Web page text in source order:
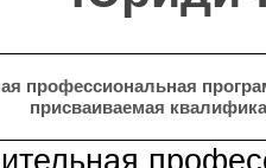
профессиональная
присваиваемая